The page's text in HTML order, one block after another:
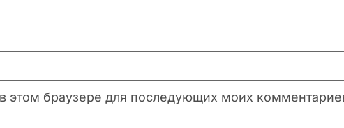
этом браузере для последующих моих